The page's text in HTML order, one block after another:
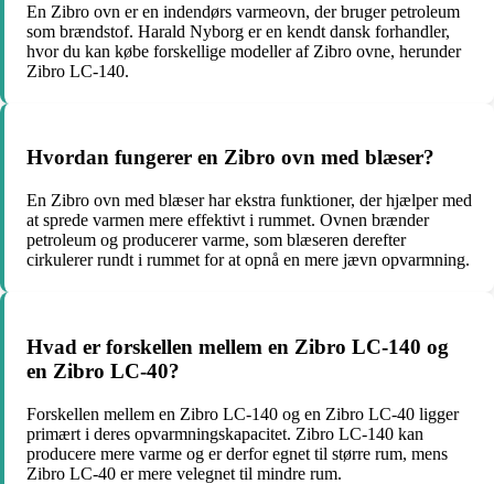
En Zibro ovn er en indendørs varmeovn, der bruger petroleum
som brændstof. Harald Nyborg er en kendt dansk forhandler,
hvor du kan købe forskellige modeller af Zibro ovne, herunder
Zibro LC-140.
Hvordan fungerer en Zibro ovn med blæser?
En Zibro ovn med blæser har ekstra funktioner, der hjælper med
at sprede varmen mere effektivt i rummet. Ovnen brænder
petroleum og producerer varme, som blæseren derefter
cirkulerer rundt i rummet for at opnå en mere jævn opvarmning.
Hvad er forskellen mellem en Zibro LC-140 og
en Zibro LC-40?
Forskellen mellem en Zibro LC-140 og en Zibro LC-40 ligger
primært i deres opvarmningskapacitet. Zibro LC-140 kan
producere mere varme og er derfor egnet til større rum, mens
Zibro LC-40 er mere velegnet til mindre rum.